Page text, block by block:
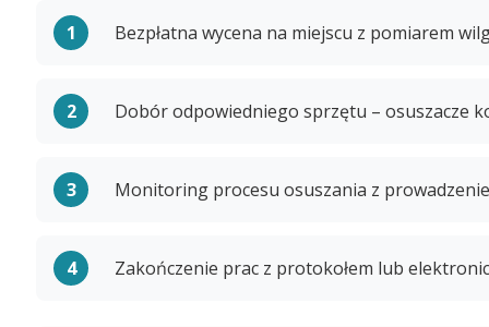
Bezpłatna wycena na miejscu z pomiarem
Dobór odpowiedniego sprzętu – osuszacze
Monitoring procesu osuszania z
Zakończenie prac z protokołem lub